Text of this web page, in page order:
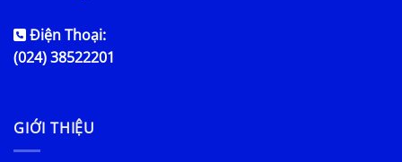
Điện Thoại:
(024) 38522201
GIỚI THIỆU